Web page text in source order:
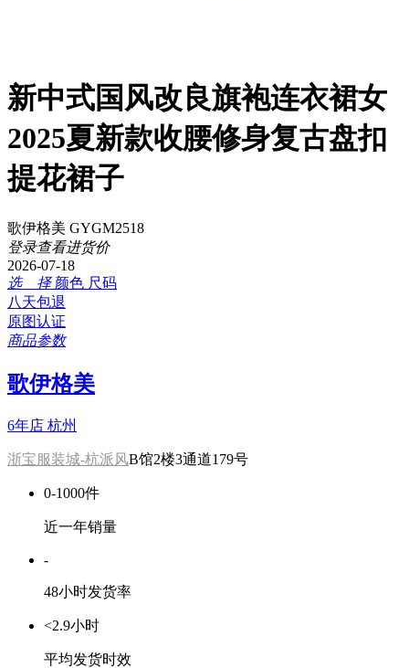
新中式国风改良旗袍连衣裙女
2025夏新款收腰修身复古盘扣
提花裙子
歌伊格美 GYGM2518
登录查看进货价
2026-07-18
选 择 颜色 尺码
八天包退
原图认证
商品参数
歌伊格美
6年店 杭州
浙宝服装城-杭派风B馆2楼3通道179号
0-1000件
近一年销量
-
48小时发货率
<2.9小时
平均发货时效